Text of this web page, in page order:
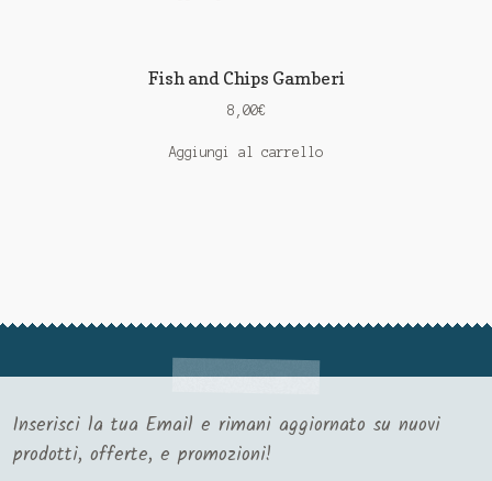
Fish and Chips Gamberi
8,00€
Aggiungi al carrello
Inserisci la tua Email e rimani aggiornato su nuovi
prodotti, offerte, e promozioni!